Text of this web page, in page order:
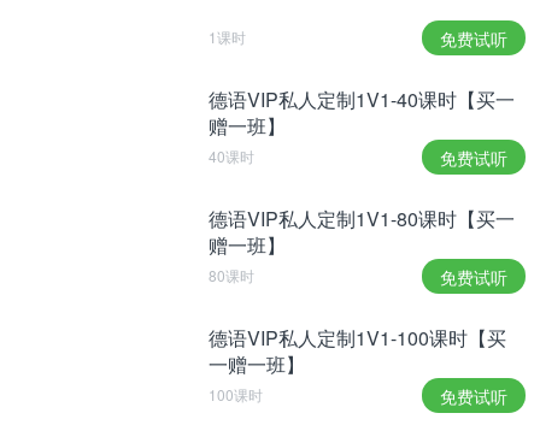
移民 【例】 在德国居住者1500万移民。
Menschenrechtler/in, der/die – eine Person, die für
die Rechte der Menschen arbeitet (Regelmäßig
werden Menschenrechtler bedroht.)
人权工作者 【例】 人权工作者定期会受到威胁。
欢迎收听德国之声慢速新闻>>>
更多德国之声新闻词汇请戳>>>
本双语文章的中文翻译系沪江德语原创内容，转载请
注明沪江德语！中文翻译仅代表译者个人观点，仅供
参考。如有不妥之处，欢迎指正！
1课时 免费试听
德语VIP私人定制1V1-40课时【买一
赠一班】
40课时 免费试听
德语VIP私人定制1V1-80课时【买一
赠一班】
80课时 免费试听
德语VIP私人定制1V1-100课时【买
一赠一班】
100课时 免费试听